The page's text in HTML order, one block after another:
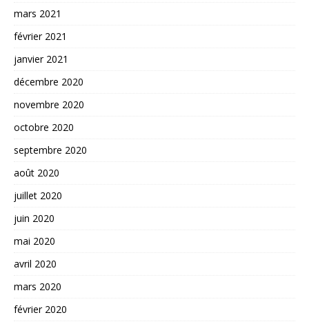
mars 2021
février 2021
janvier 2021
décembre 2020
novembre 2020
octobre 2020
septembre 2020
août 2020
juillet 2020
juin 2020
mai 2020
avril 2020
mars 2020
février 2020